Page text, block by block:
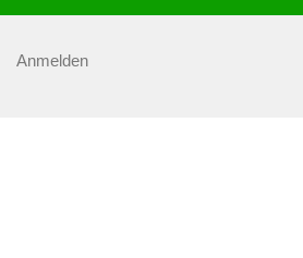
Anmelden